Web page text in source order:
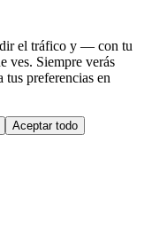
el tráfico y — con tu
ves. Siempre verás
preferencias en
Aceptar todo